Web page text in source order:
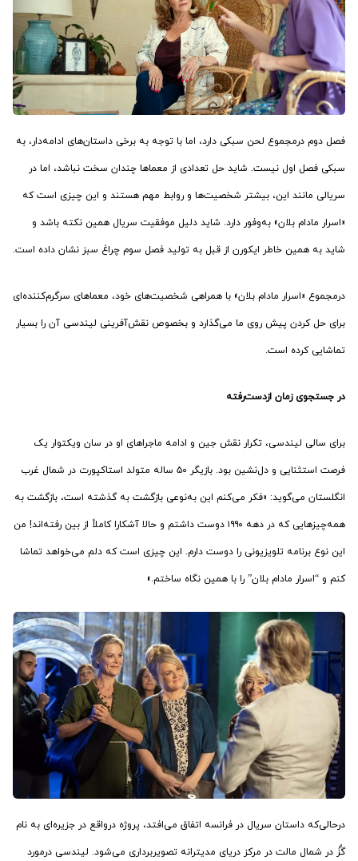
فصل دوم درمجموع لحن سبکی دارد، اما با توجه به برخی داستان‌های ادامه‌دار، به
سبکی فصل اول نیست. شاید حل تعدادی از معماها چندان سخت نباشد، اما در
سریالی مانند این، بیشتر شخصیت‌ها و روابط مهم هستند و این چیزی است که
«اسرار مادام بلان» به‌وفور دارد. شاید دلیل موفقیت سریال همین نکته باشد و
شاید به همین خاطر ایکورن از قبل به تولید فصل سوم چراغ سبز نشان داده است.
درمجموع «اسرار مادام بلان» با همراهی شخصیت‌های خود، معماهای سرگرم‌کننده‌ای
برای حل کردن پیش روی ما می‌گذارد و بخصوص نقش‌آفرینی لیندسی آن را بسیار
تماشایی کرده است.
در جستجوی زمان ازدست‌رفته
برای سالی لیندسی، تکرار نقش جین و ادامه ماجراهای او در سان ویکتوار یک
فرصت استثنایی و دل‌نشین بود. بازیگر ۵۰ ساله متولد استاکپورت در شمال غرب
انگلستان می‌گوید: «فکر می‌کنم این به‌نوعی بازگشت به گذشته است، بازگشت به
همه‌چیزهایی که در دهه ۱۹۹۰ دوست داشتم و حالا آشکارا کاملاً از بین رفته‌اند! من
این نوع برنامه تلویزیونی را دوست دارم. این چیزی است که دلم می‌خواهد تماشا
کنم و “اسرار مادام بلان” را با همین نگاه ساختم.»
درحالی‌که داستان سریال در فرانسه اتفاق می‌افتد، پروژه درواقع در جزیره‌ای به نام
گُزُ در شمال مالت در مرکز دریای مدیترانه تصویربرداری می‌شود. لیندسی درمورد